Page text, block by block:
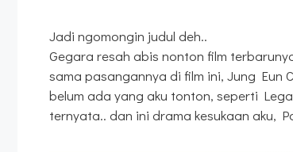
Jadi ngomongin judul deh..
Gegara resah abis nonton film
sama pasangannya di film ini, Jung
belum ada yang aku tonton, seperti
ternyata.. dan ini drama kesukaan aku,